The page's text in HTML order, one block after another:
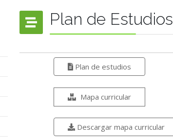
Plan de Estudios
Plan de estudios
Mapa curricular
Descargar mapa curricular